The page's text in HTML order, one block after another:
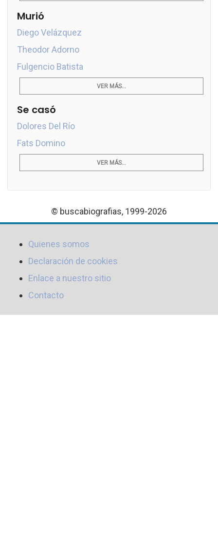
Murió
Diego Velázquez
Theodor Adorno
Fulgencio Batista
VER MÁS...
Se casó
Dolores Del Río
Fats Domino
VER MÁS...
© buscabiografias, 1999-2026
Quienes somos
Declaración de cookies
Enlace a nuestro sitio
Contacto